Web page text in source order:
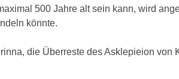
500 Jahre alt sein kann, wird
könnte.
die Überreste des Asklepieion von